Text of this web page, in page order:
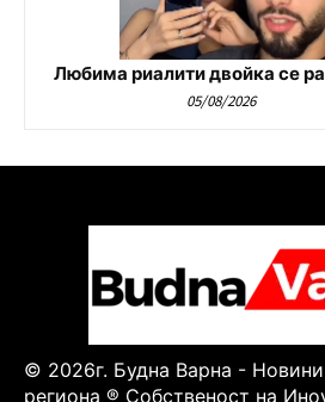
Любима риалити двойка се
05/08/2026
© 2026г. Будна Варна -
региона ® Собственост на